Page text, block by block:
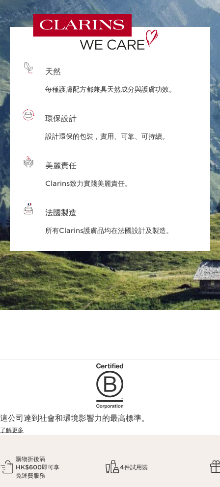
天然
每種護膚配方都兼具天然成分與護膚功效。
環保設計
設計環保的包裝，實用、可靠、可持續。
美麗責任
Clarins致力實踐美麗責任。
法國製造
所有Clarins護膚品均在法國設計及製造。
這公司達到社會和環境影響力的最高標準。
了解更多
購物折後滿
HK$600即可享
免運費服務
4件試用裝